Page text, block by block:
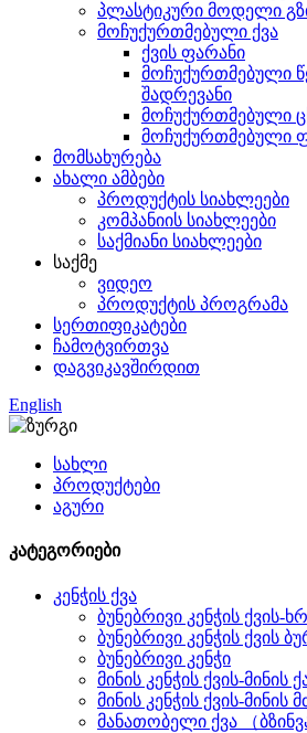
პლასტიკური მოდელი
მოჩუქურთმებული ქვა
ქვის ფარანი
მოჩუქურთმებული
შადრევანი
მოჩუქურთმებული
მოჩუქურთმებული
მომსახურება
ახალი ამბები
პროდუქტის სიახლეები
კომპანიის სიახლეები
საქმიანი სიახლეები
საქმე
ვიდეო
პროდუქტის პროგრამა
სერთიფიკატები
ჩამოტვირთვა
დაგვიკავშირდით
English
სახლი
პროდუქტები
აგური
კატეგორიები
კენჭის ქვა
ბუნებრივი კენჭის ქვის-
ბუნებრივი კენჭის ქვის
ბუნებრივი კენჭი
მინის კენჭის ქვის-მინის
მინის კენჭის ქვის-მინის
მანათობელი ქვა （